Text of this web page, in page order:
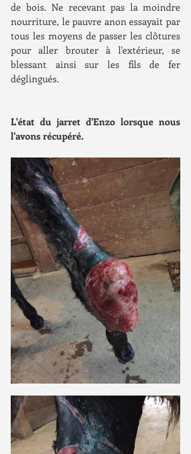
de bois. Ne recevant pas la moindre
nourriture, le pauvre anon essayait par
tous les moyens de passer les clôtures
pour aller brouter à l'extérieur, se
blessant ainsi sur les fils de fer
déglingués.
L'état du jarret d'Enzo lorsque nous
l'avons récupéré.